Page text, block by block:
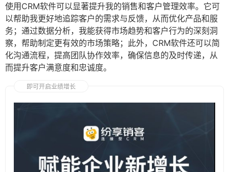
使用CRM软件可以显著提升我的销售和客户管理效率。它可
以帮助我更好地追踪客户的需求与反馈，从而优化产品和服
务；通过数据分析，我能获得市场趋势和客户行为的深刻洞
察，帮助制定更有效的市场策略；此外，CRM软件还可以简
化沟通流程，提高团队协作效率，确保信息的及时传递，从
而提升客户满意度和忠诚度。
即可开启业绩增长